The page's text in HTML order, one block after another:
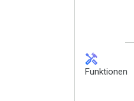
handyman
Funktionen